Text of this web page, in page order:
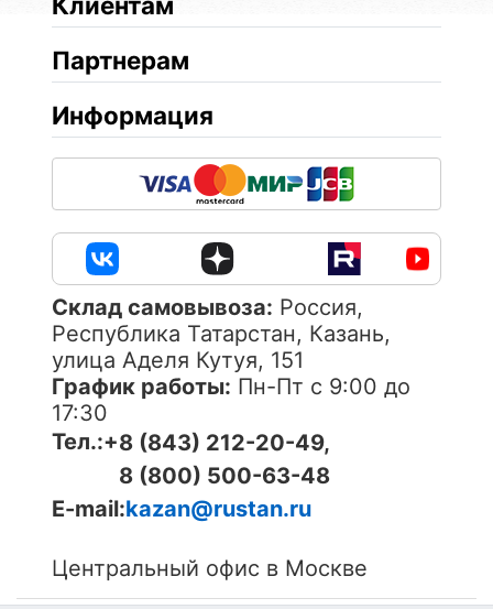
Партнерам
Информация
Cклад самовывоза: Россия,
Республика Татарстан, Казань,
улица Аделя Кутуя, 151
График работы: Пн-Пт с 9:00 до
17:30
Тел.:+8 (843) 212-20-49,
8 (800) 500-63-48
E-mail:kazan@rustan.ru
Центральный офис в Москве